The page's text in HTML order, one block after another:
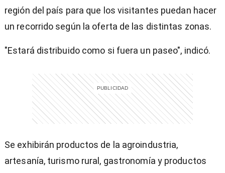
región del país para que los visitantes puedan hacer
un recorrido según la oferta de las distintas zonas.
"Estará distribuido como si fuera un paseo", indicó.
Se exhibirán productos de la agroindustria,
artesanía, turismo rural, gastronomía y productos